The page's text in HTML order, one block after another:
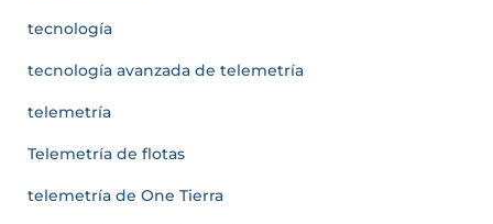
tecnología
tecnología avanzada de telemetría
telemetría
Telemetría de flotas
telemetría de One Tierra